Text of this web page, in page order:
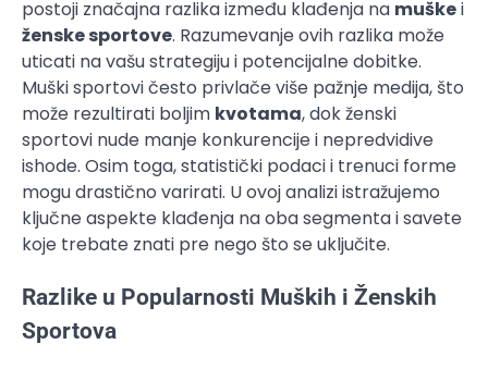
postoji značajna razlika između klađenja na muškei
ženske sportove. Razumevanje ovih razlika može
uticati na vašu strategiju i potencijalne dobitke.
Muški sportovi često privlače više pažnje medija, što
može rezultirati boljim kvotama, dok ženski
sportovi nude manje konkurencije i nepredvidive
ishode. Osim toga, statistički podaci i trenuci forme
mogu drastično varirati. U ovoj analizi istražujemo
ključne aspekte klađenja na oba segmenta i savete
koje trebate znati pre nego što se uključite.
Razlike u Popularnosti Muških i Ženskih
Sportova